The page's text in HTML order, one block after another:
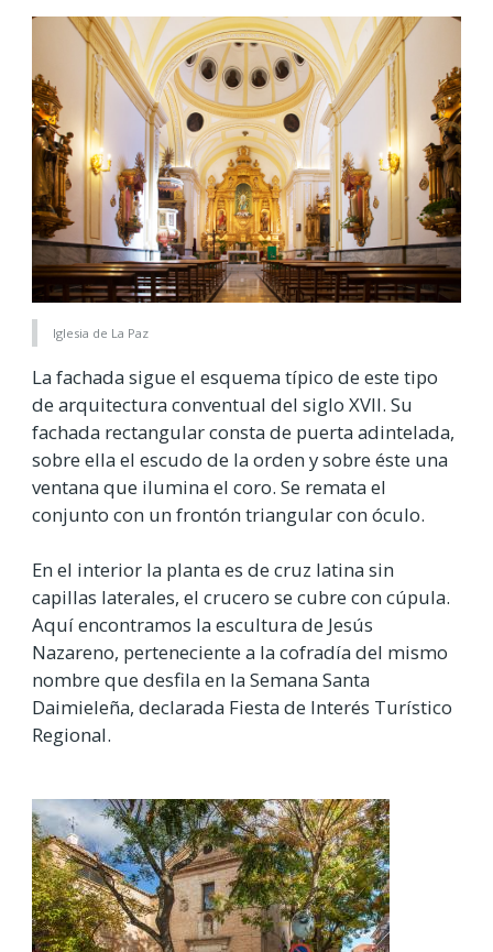
Iglesia de La Paz
La fachada sigue el esquema típico de este tipo
de arquitectura conventual del siglo XVII. Su
fachada rectangular consta de puerta adintelada,
sobre ella el escudo de la orden y sobre éste una
ventana que ilumina el coro. Se remata el
conjunto con un frontón triangular con óculo.
En el interior la planta es de cruz latina sin
capillas laterales, el crucero se cubre con cúpula.
Aquí encontramos la escultura de Jesús
Nazareno, perteneciente a la cofradía del mismo
nombre que desfila en la Semana Santa
Daimieleña, declarada Fiesta de Interés Turístico
Regional.